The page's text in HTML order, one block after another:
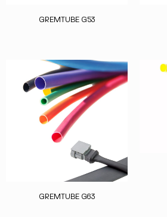
GREMTUBE G53
GREMTUBE G63